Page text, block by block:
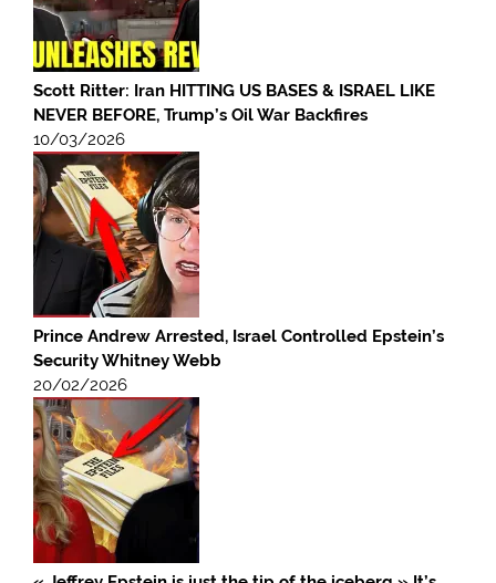
Scott Ritter: Iran HITTING US BASES & ISRAEL LIKE
NEVER BEFORE, Trump’s Oil War Backfires
10/03/2026
Prince Andrew Arrested, Israel Controlled Epstein’s
Security Whitney Webb
20/02/2026